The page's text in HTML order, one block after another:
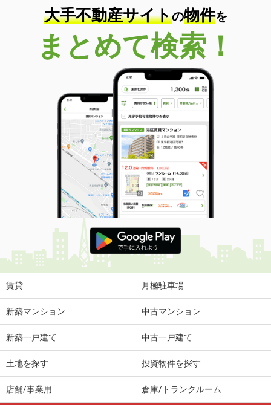
間取り
3DK
山梨県甲府市下石田２丁目
価 格
10万円
山梨県甲府市下石田２丁目
81.35m²
間取り
4LDK
山梨県甲府市丸の内２丁目
価 格
9万円
住 所
山梨県甲府市丸の内２丁目
専有面積 42.79m²
間取り
1LDK
山梨県甲府市大里町
価 格
12.20万円
住 所
山梨県甲府市大里町
専有面積
山梨県甲府市小瀬町
山梨県中央市浅利
大手不動産サイトの物件を
まとめて検索！
賃貸 月極駐車場
新築マンション 中古マンション
新築一戸建て 中古一戸建て
土地を探す 投資物件を探す
店舗/事業用 倉庫/トランクルーム